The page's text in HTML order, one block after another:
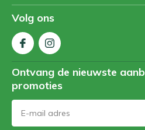
Volg ons
Ontvang de nieuwste
promoties